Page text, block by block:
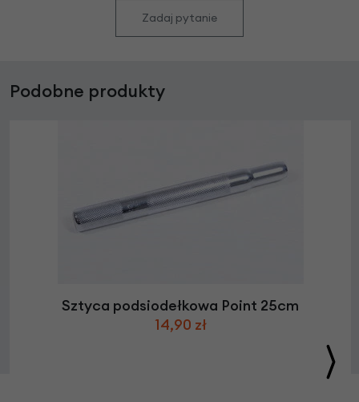
Zadaj pytanie
Podobne produkty
Sztyca podsiodełkowa Point 25cm
14,90 zł